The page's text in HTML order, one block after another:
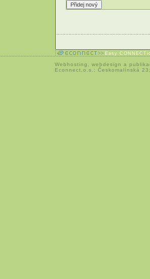
Easy
Webhosting webdesign a
Econnect,o.s.; Českomalínská